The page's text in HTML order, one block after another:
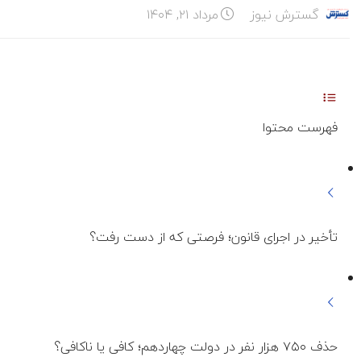
گسترش نیوز مرداد ۲۱, ۱۴۰۴
فهرست محتوا
تأخیر در اجرای قانون؛ فرصتی که از دست رفت؟
حذف ۷۵۰ هزار نفر در دولت چهاردهم؛ کافی یا ناکافی؟